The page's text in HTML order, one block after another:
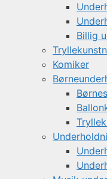
Billig
Komiker